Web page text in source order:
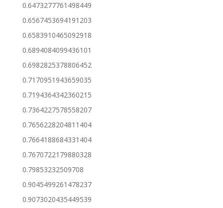
0.6473277761498449
0.6567453694191203
0.6583910465092918
0.6894084099436101
0.6982825378806452
0.7170951943659035
0.7194364342360215
0.7364227578558207
0.7656228204811404
0.7664188684331404
0.7670722179880328
0.79853232509708
0.9045499261478237
0.9073020435449539